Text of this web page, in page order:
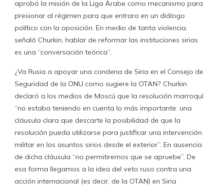
aprobó la misión de la Liga Árabe como mecanismo para
presionar al régimen para que entrara en un diálogo
político con la oposición. En medio de tanta violencia,
señaló Churkin, hablar de reformar las instituciones sirias
es una “conversación teórica”.
¿Va Rusia a apoyar una condena de Siria en el Consejo de
Seguridad de la ONU como sugiere la OTAN? Churkin
declaró a los medios de Moscú que la resolución marroquí
“no estaba teniendo en cuenta lo más importante: una
cláusula clara que descarte la posibilidad de que la
resolución pueda utilizarse para justificar una intervención
militar en los asuntos sirios desde el exterior”. En ausencia
de dicha cláusula “no permitiremos que se apruebe”. De
esa forma llegamos a la idea del veto ruso contra una
acción internacional (es decir, de la OTAN) en Siria